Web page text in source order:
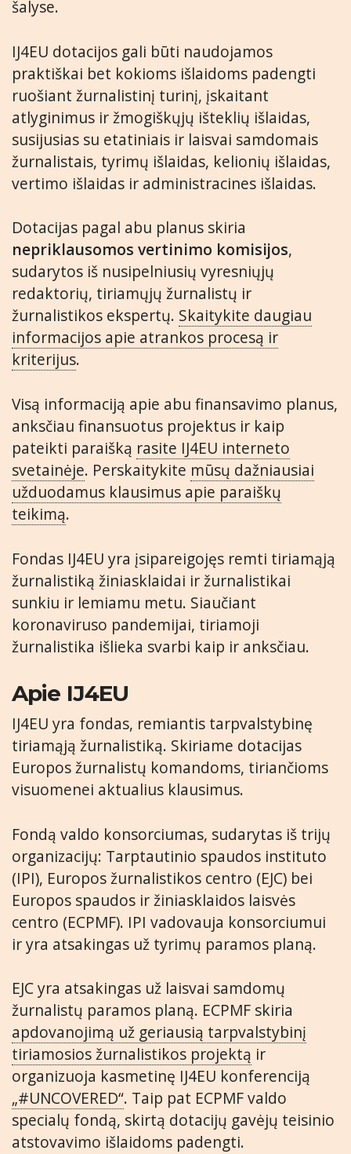
šalyse.
IJ4EU dotacijos gali būti naudojamos
praktiškai bet kokioms išlaidoms padengti
ruošiant žurnalistinį turinį, įskaitant
atlyginimus ir žmogiškųjų išteklių išlaidas,
susijusias su etatiniais ir laisvai samdomais
žurnalistais, tyrimų išlaidas, kelionių išlaidas,
vertimo išlaidas ir administracines išlaidas.
Dotacijas pagal abu planus skiria
nepriklausomos vertinimo komisijos,
sudarytos iš nusipelniusių vyresniųjų
redaktorių, tiriamųjų žurnalistų ir
žurnalistikos ekspertų. Skaitykite daugiau
informacijos apie atrankos procesą ir
kriterijus.
Visą informaciją apie abu finansavimo planus,
anksčiau finansuotus projektus ir kaip
pateikti paraišką rasite IJ4EU interneto
svetainėje. Perskaitykite mūsų dažniausiai
užduodamus klausimus apie paraiškų
teikimą.
Fondas IJ4EU yra įsipareigojęs remti tiriamąją
žurnalistiką žiniasklaidai ir žurnalistikai
sunkiu ir lemiamu metu. Siaučiant
koronaviruso pandemijai, tiriamoji
žurnalistika išlieka svarbi kaip ir anksčiau.
Apie IJ4EU
IJ4EU yra fondas, remiantis tarpvalstybinę
tiriamąją žurnalistiką. Skiriame dotacijas
Europos žurnalistų komandoms, tiriančioms
visuomenei aktualius klausimus.
Fondą valdo konsorciumas, sudarytas iš trijų
organizacijų: Tarptautinio spaudos instituto
(IPI), Europos žurnalistikos centro (EJC) bei
Europos spaudos ir žiniasklaidos laisvės
centro (ECPMF). IPI vadovauja konsorciumui
ir yra atsakingas už tyrimų paramos planą.
EJC yra atsakingas už laisvai samdomų
žurnalistų paramos planą. ECPMF skiria
apdovanojimą už geriausią tarpvalstybinį
tiriamosios žurnalistikos projektą ir
organizuoja kasmetinę IJ4EU konferenciją
„#UNCOVERED“. Taip pat ECPMF valdo
specialų fondą, skirtą dotacijų gavėjų teisinio
atstovavimo išlaidoms padengti.